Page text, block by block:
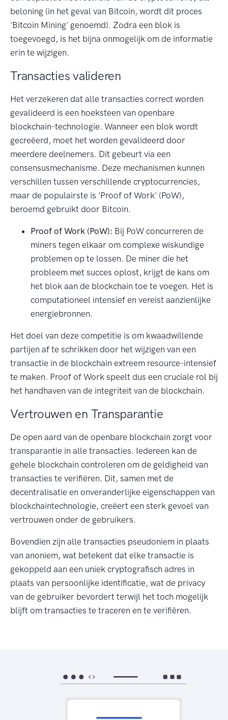
beloning (in het geval van Bitcoin, wordt dit proces
'Bitcoin Mining' genoemd). Zodra een blok is
toegevoegd, is het bijna onmogelijk om de informatie
erin te wijzigen.
Transacties valideren
Het verzekeren dat alle transacties correct worden
gevalideerd is een hoeksteen van openbare
blockchain-technologie. Wanneer een blok wordt
gecreëerd, moet het worden gevalideerd door
meerdere deelnemers. Dit gebeurt via een
consensusmechanisme. Deze mechanismen kunnen
verschillen tussen verschillende cryptocurrencies,
maar de populairste is 'Proof of Work' (PoW),
beroemd gebruikt door Bitcoin.
Proof of Work (PoW): Bij PoW concurreren de
miners tegen elkaar om complexe wiskundige
problemen op te lossen. De miner die het
probleem met succes oplost, krijgt de kans om
het blok aan de blockchain toe te voegen. Het is
computationeel intensief en vereist aanzienlijke
energiebronnen.
Het doel van deze competitie is om kwaadwillende
partijen af te schrikken door het wijzigen van een
transactie in de blockchain extreem resource-intensief
te maken. Proof of Work speelt dus een cruciale rol bij
het handhaven van de integriteit van de blockchain.
Vertrouwen en Transparantie
De open aard van de openbare blockchain zorgt voor
transparantie in alle transacties. Iedereen kan de
gehele blockchain controleren om de geldigheid van
transacties te verifiëren. Dit, samen met de
decentralisatie en onveranderlijke eigenschappen van
blockchaintechnologie, creëert een sterk gevoel van
vertrouwen onder de gebruikers.
Bovendien zijn alle transacties pseudoniem in plaats
van anoniem, wat betekent dat elke transactie is
gekoppeld aan een uniek cryptografisch adres in
plaats van persoonlijke identificatie, wat de privacy
van de gebruiker bevordert terwijl het toch mogelijk
blijft om transacties te traceren en te verifiëren.